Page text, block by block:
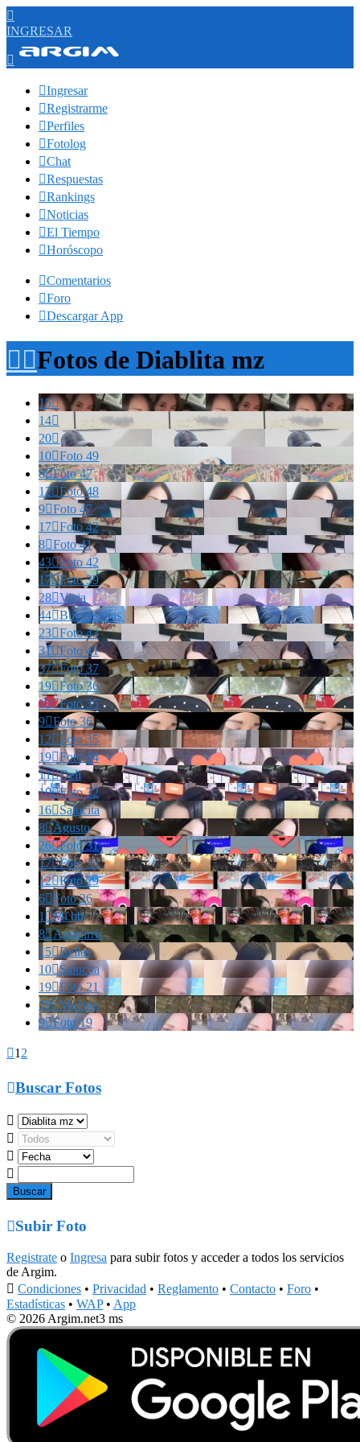

INGRESAR

Ingresar
Registrarme
Perfiles
Fotolog
Chat
Respuestas
Rankings
Noticias
El Tiempo
Horóscopo
Comentarios
Foro
Descargar App
Fotos de Diablita mz
15
14
20
10Foto 49
8Foto 47
12Foto 48
9Foto 47
17Foto 42
8Foto 41
43Foto 42
17Foto 39
28Vieja
44Buenos días
23Foto 43
31Foto 41
37Foto 37
19Foto 36
12Foto 35
9Foto 36
12Foto 35
19Foto 34
11Deli
10Foto 32
16Salucita
8Agusto
26Foto 31
17Foto 29
12Foto 29
6Foto 26
1 Mi bb
8Agustirris
15Bellas
10Salucita
19Foto 21
19Madura
9Foto 19
1 2
Buscar Fotos




Subir Foto
Registrate o Ingresa para subir fotos y acceder a todos los servicios
de Argim.
 Condiciones • Privacidad • Reglamento • Contacto • Foro •
Estadísticas • WAP• App
© 2026 Argim.net3 ms